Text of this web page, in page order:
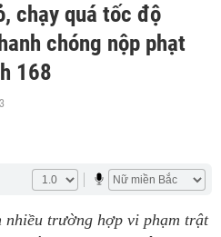
chạy quá tốc độ
chóng nộp phạt
168
nhiều trường hợp vi phạm trật